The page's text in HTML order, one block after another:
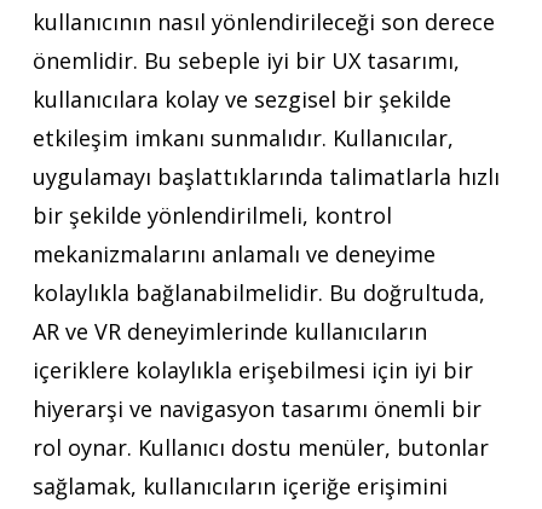
kullanıcının nasıl yönlendirileceği son derece
önemlidir. Bu sebeple iyi bir UX tasarımı,
kullanıcılara kolay ve sezgisel bir şekilde
etkileşim imkanı sunmalıdır. Kullanıcılar,
uygulamayı başlattıklarında talimatlarla hızlı
bir şekilde yönlendirilmeli, kontrol
mekanizmalarını anlamalı ve deneyime
kolaylıkla bağlanabilmelidir. Bu doğrultuda,
AR ve VR deneyimlerinde kullanıcıların
içeriklere kolaylıkla erişebilmesi için iyi bir
hiyerarşi ve navigasyon tasarımı önemli bir
rol oynar. Kullanıcı dostu menüler, butonlar
sağlamak, kullanıcıların içeriğe erişimini